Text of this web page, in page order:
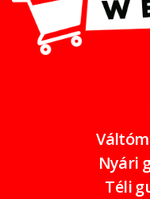
Nyári
Téli